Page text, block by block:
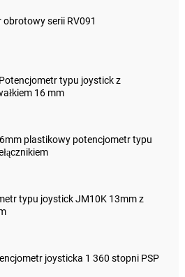
serii RV091
typu joystick z
16 mm
plastikowy potencjometr typu
typu joystick JM10K 13mm z
joysticka 1 360 stopni PSP